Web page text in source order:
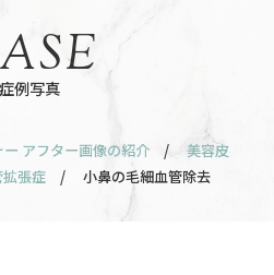
症例写真
アフター画像の紹介 /
美容皮
張症 / 小鼻の毛細血管除去